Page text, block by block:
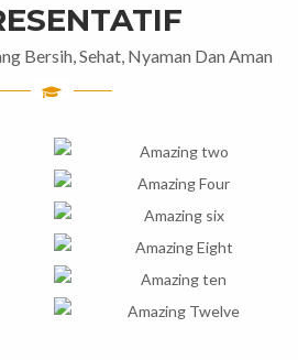
Bersih, Sehat, Nyaman Dan Aman